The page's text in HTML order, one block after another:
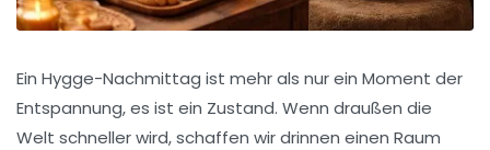
Ein Hygge-Nachmittag ist mehr als nur ein Moment der
Entspannung, es ist ein Zustand. Wenn draußen die
Welt schneller wird, schaffen wir drinnen einen Raum